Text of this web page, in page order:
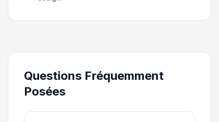
Questions Fréquemment
Posées